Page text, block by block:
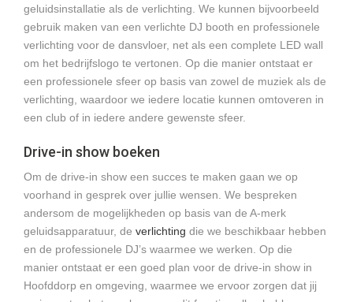
geluidsinstallatie als de verlichting. We kunnen bijvoorbeeld
gebruik maken van een verlichte DJ booth en professionele
verlichting voor de dansvloer, net als een complete LED wall
om het bedrijfslogo te vertonen. Op die manier ontstaat er
een professionele sfeer op basis van zowel de muziek als de
verlichting, waardoor we iedere locatie kunnen omtoveren in
een club of in iedere andere gewenste sfeer.
Drive-in show boeken
Om de drive-in show een succes te maken gaan we op
voorhand in gesprek over jullie wensen. We bespreken
andersom de mogelijkheden op basis van de A-merk
geluidsapparatuur, de verlichting die we beschikbaar hebben
en de professionele DJ’s waarmee we werken. Op die
manier ontstaat er een goed plan voor de drive-in show in
Hoofddorp en omgeving, waarmee we ervoor zorgen dat jij